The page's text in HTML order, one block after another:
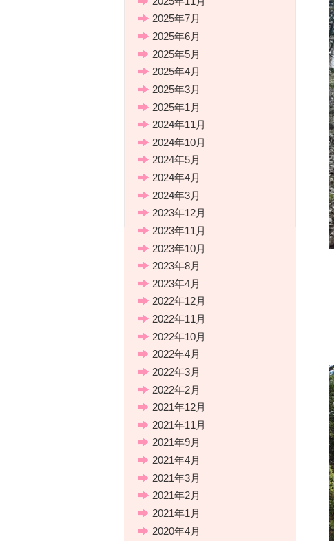
2025年7月
2025年6月
2025年5月
2025年4月
2025年3月
2025年1月
2024年11月
2024年10月
2024年5月
2024年4月
2024年3月
2023年12月
2023年11月
2023年10月
2023年8月
2023年4月
2022年12月
2022年11月
2022年10月
2022年4月
2022年3月
2022年2月
2021年12月
2021年11月
2021年9月
2021年4月
2021年3月
2021年2月
2021年1月
2020年4月